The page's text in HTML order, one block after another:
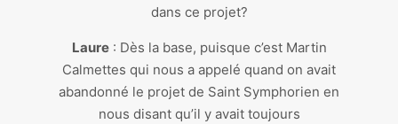
dans ce projet?
Laure: Dès la base, puisque c’est Martin
Calmettes qui nous a appelé quand on avait
abandonné le projet de Saint Symphorien en
nous disant qu’il y avait toujours